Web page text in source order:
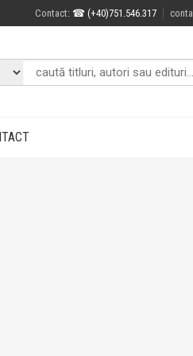
Contact: ☎ (+40)751.546.317